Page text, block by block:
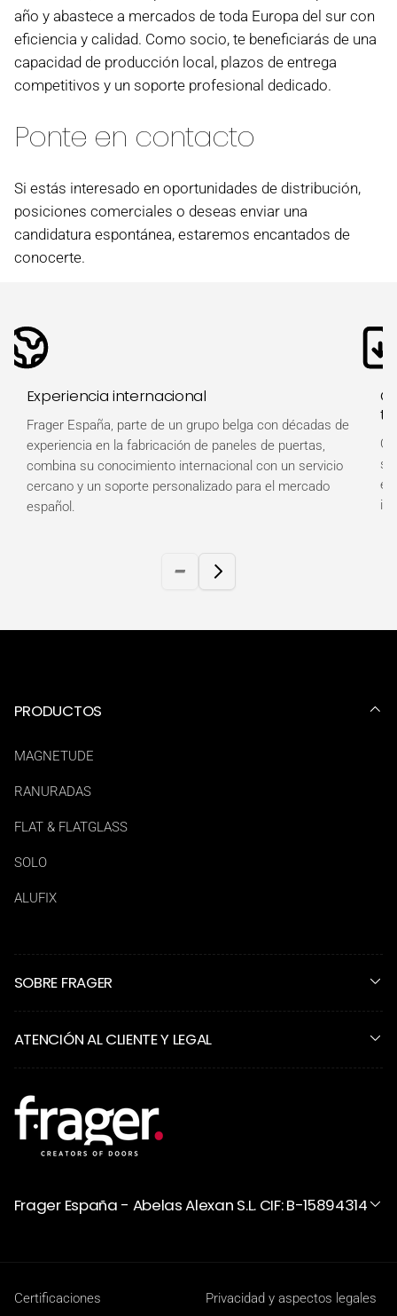
año y abastece a mercados de toda Europa del sur con
eficiencia y calidad. Como socio, te beneficiarás de una
capacidad de producción local, plazos de entrega
competitivos y un soporte profesional dedicado.
Ponte en contacto
Si estás interesado en oportunidades de distribución,
posiciones comerciales o deseas enviar una
candidatura espontánea, estaremos encantados de
conocerte.
Experiencia internacional
Frager España, parte de un grupo belga con décadas de
experiencia en la fabricación de paneles de puertas,
combina su conocimiento internacional con un servicio
cercano y un soporte personalizado para el mercado
español.
PRODUCTOS
MAGNETUDE
RANURADAS
FLAT & FLATGLASS
SOLO
ALUFIX
SOBRE FRAGER
ATENCIÓN AL CLIENTE Y LEGAL
Frager España - Abelas Alexan S.L. CIF: B-15894314
Certificaciones Privacidad y aspectos legales